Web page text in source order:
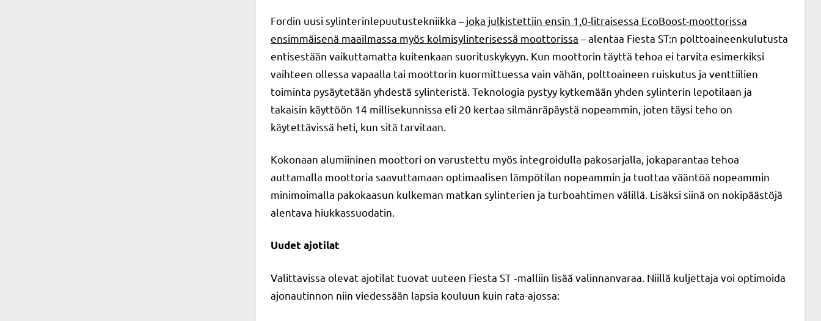
Fordin uusi sylinterinlepuutustekniikka –joka julkistettiin ensin 1,0-litraisessa EcoBoost-moottorissa
ensimmäisenä maailmassa myös kolmisylinterisessä moottorissa – alentaa Fiesta ST:n polttoaineenkulutusta
entisestään vaikuttamatta kuitenkaan suorituskykyyn. Kun moottorin täyttä tehoa ei tarvita esimerkiksi
vaihteen ollessa vapaalla tai moottorin kuormittuessa vain vähän, polttoaineen ruiskutus ja venttiilien
toiminta pysäytetään yhdestä sylinteristä. Teknologia pystyy kytkemään yhden sylinterin lepotilaan ja
takaisin käyttöön 14 millisekunnissa eli 20 kertaa silmänräpäystä nopeammin, joten täysi teho on
käytettävissä heti, kun sitä tarvitaan.
Kokonaan alumiininen moottori on varustettu myös integroidulla pakosarjalla, jokaparantaa tehoa
auttamalla moottoria saavuttamaan optimaalisen lämpötilan nopeammin ja tuottaa vääntöä nopeammin
minimoimalla pakokaasun kulkeman matkan sylinterien ja turboahtimen välillä. Lisäksi siinä on nokipäästöjä
alentava hiukkassuodatin.
Uudet ajotilat
Valittavissa olevat ajotilat tuovat uuteen Fiesta ST ‑malliin lisää valinnanvaraa. Niillä kuljettaja voi optimoida
ajonautinnon niin viedessään lapsia kouluun kuin rata-ajossa: